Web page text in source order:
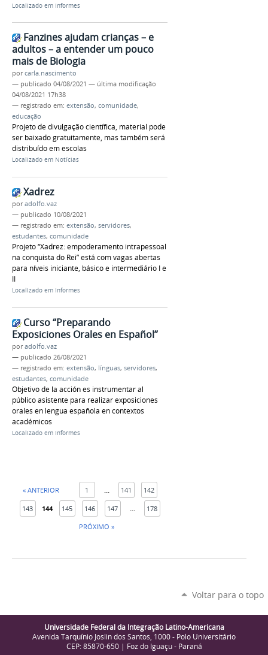
Localizado em Informes
Fanzines ajudam crianças – e
adultos – a entender um pouco
mais de Biologia
porcarla.nascimento
— publicado 04/08/2021 — última modificação
04/08/2021 17h38
— registrado em: extensão, comunidade,
educação
Projeto de divulgação científica, material pode
ser baixado gratuitamente, mas também será
distribuído em escolas
Localizado em Notícias
Xadrez
poradolfo.vaz
— publicado 10/08/2021
— registrado em: extensão, servidores,
estudantes, comunidade
Projeto “Xadrez: empoderamento intrapessoal
na conquista do Rei” está com vagas abertas
para níveis iniciante, básico e intermediário I e
II
Localizado em Informes
Curso “Preparando
Exposiciones Orales en Español”
poradolfo.vaz
— publicado 26/08/2021
— registrado em: extensão, línguas, servidores,
estudantes, comunidade
Objetivo de la acción es instrumentar al
público asistente para realizar exposiciones
orales en lengua española en contextos
académicos
Localizado em Informes
« ANTERIOR 1 141 142
143 144 145 146 147
178
PRÓXIMO »
Voltar para o topo
Universidade Federal da Integração Latino-Americana
Avenida Tarquínio Joslin dos Santos, 1000 - Polo Universitário
CEP: 85870-650 | Foz do Iguaçu - Paraná